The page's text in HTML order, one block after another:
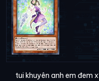
tui khuyên anh em đem